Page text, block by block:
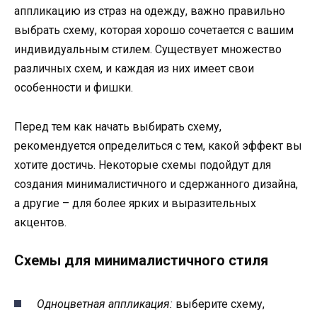
аппликацию из страз на одежду, важно правильно
выбрать схему, которая хорошо сочетается с вашим
индивидуальным стилем. Существует множество
различных схем, и каждая из них имеет свои
особенности и фишки.
Перед тем как начать выбирать схему,
рекомендуется определиться с тем, какой эффект вы
хотите достичь. Некоторые схемы подойдут для
создания минималистичного и сдержанного дизайна,
а другие – для более ярких и выразительных
акцентов.
Схемы для минималистичного стиля
Одноцветная аппликация: выберите схему,